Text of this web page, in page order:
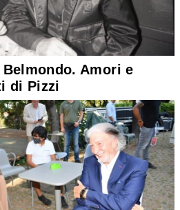
Amori e
di Pizzi